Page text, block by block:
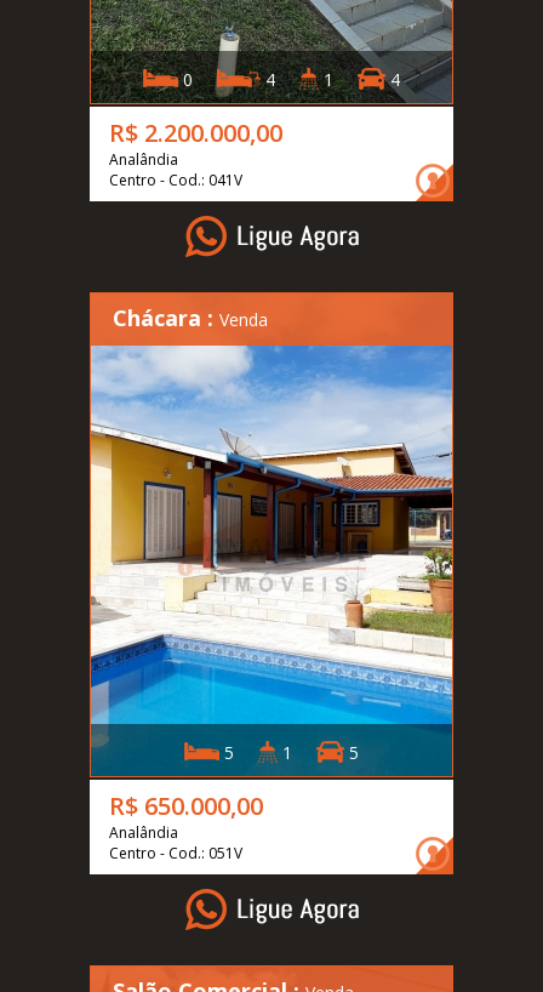
0 4 1 4
R$ 2.200.000,00
Analândia
Centro - Cod.: 041V
Chácara : Venda
5 1 5
R$ 650.000,00
Analândia
Centro - Cod.: 051V